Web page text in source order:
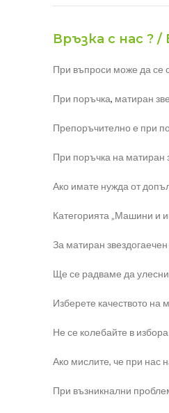
Връзка с нас ?
При въпроси може да се
При поръчка, матиран
Препоръчително е при
При поръчка на матиран
Ако имате нужда от
Категорията „Машини и
За матиран
Ще се радваме да
Изберете качеството на
Не се колебайте в
Ако мислите, че при нас
При възникнални